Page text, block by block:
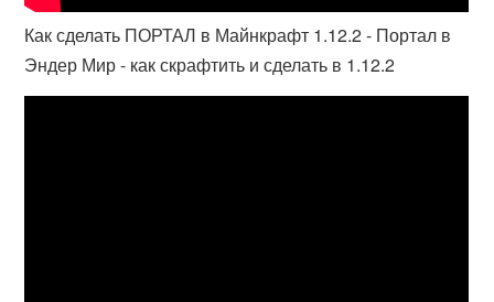
Как сделать ПОРТАЛ в Майнкрафт 1.12.2 - Портал в
Эндер Мир - как скрафтить и сделать в 1.12.2